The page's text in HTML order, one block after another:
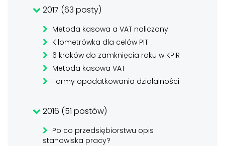
2017 (63 posty)
Metoda kasowa a VAT naliczony
Kilometrówka dla celów PIT
6 kroków do zamknięcia roku w KPiR
Metoda kasowa VAT
Formy opodatkowania działalności
2016 (51 postów)
Po co przedsiębiorstwu opis
stanowiska pracy?